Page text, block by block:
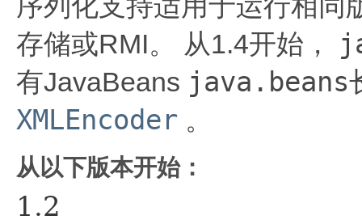
存储或RMI。
从1.4开始，
有JavaBeans java.beans
XMLEncoder 。
从以下版本开始：
1.2